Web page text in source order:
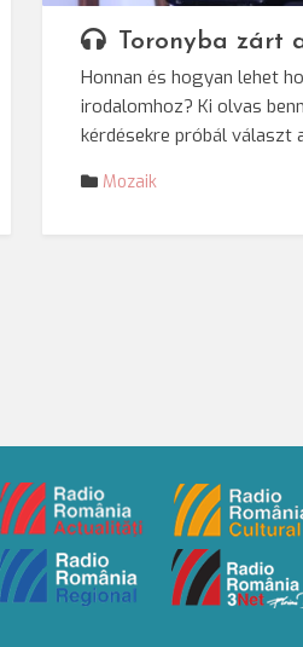
Toronyba zárt
Honnan és hogyan lehet
irodalomhoz? Ki olvas
kérdésekre próbál választ
Mozaik